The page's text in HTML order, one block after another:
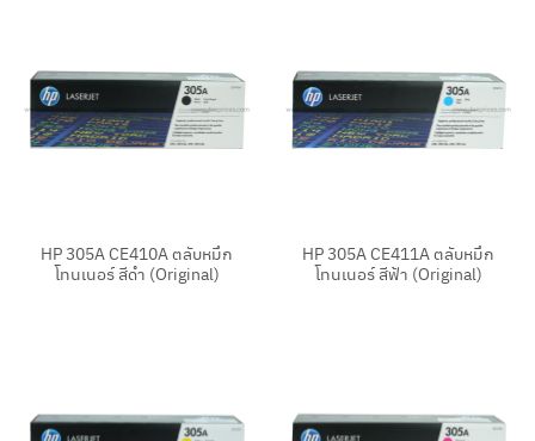
HP 305A CE410A ตลับหมึก
โทนเนอร์ สีดำ (Original)
HP 305A CE411A ตลับหมึก
โทนเนอร์ สีฟ้า (Original)